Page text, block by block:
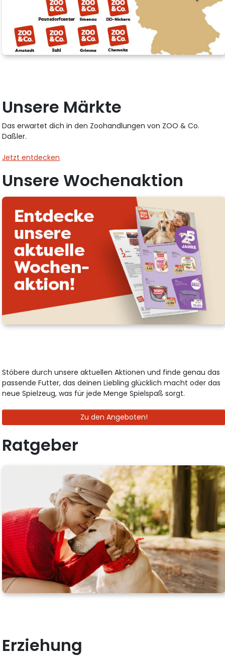
Unsere Märkte
Das erwartet dich in den Zoohandlungen von ZOO & Co.
Daßler.
Jetzt entdecken
Unsere Wochenaktion
Stöbere durch unsere aktuellen Aktionen und finde genau das
passende Futter, das deinen Liebling glücklich macht oder das
neue Spielzeug, was für jede Menge Spielspaß sorgt.
Zu den Angeboten!
Ratgeber
Erziehung